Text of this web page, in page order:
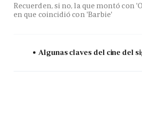
Recuerden, si no, la que montó con
en que coincidió con 'Barbie'
Algunas claves del cine del